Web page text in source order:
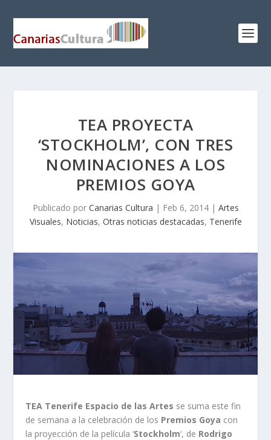
TEA PROYECTA
‘STOCKHOLM’, CON TRES
NOMINACIONES A LOS
PREMIOS GOYA
Publicado por Canarias Cultura | Feb 6, 2014| Artes
Visuales, Noticias, Otras noticias destacadas, Tenerife
TEA Tenerife Espacio de las Artes se suma este fin
de semana a la celebración de los Premios Goya con
la proyección de la película ‘Stockholm‘, de Rodrigo